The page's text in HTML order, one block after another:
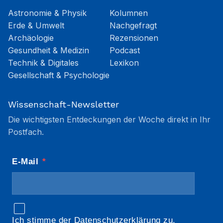
Astronomie & Physik
Erde & Umwelt
Archäologie
Gesundheit & Medizin
Technik & Digitales
Gesellschaft & Psychologie
Kolumnen
Nachgefragt
Rezensionen
Podcast
Lexikon
Wissenschaft-Newsletter
Die wichtigsten Entdeckungen der Woche direkt in Ihr
Postfach.